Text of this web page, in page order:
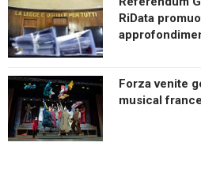
RiData
Forza venite
musical